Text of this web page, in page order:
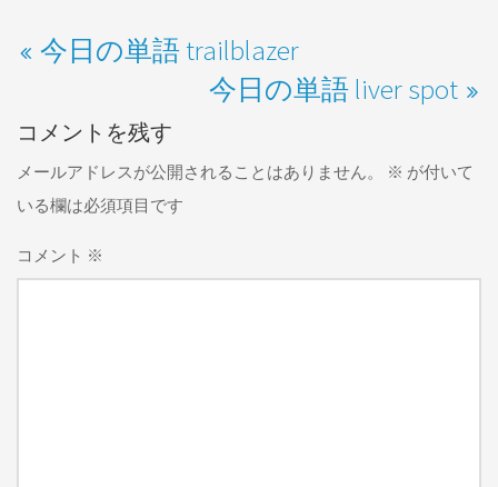
今日の単語 trailblazer
今日の単語 liver spot
コメントを残す
メールアドレスが公開されることはありません。 ※ が付いて
いる欄は必須項目です
コメント ※